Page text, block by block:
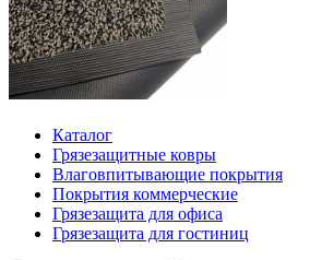
Каталог
Грязезащитные ковры
Влаговпитывающие покрытия
Покрытия коммерческие
Грязезащита для офиса
Грязезащита для гостиниц